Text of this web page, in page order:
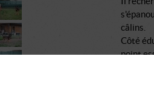
câlins.
Côté
point
Au